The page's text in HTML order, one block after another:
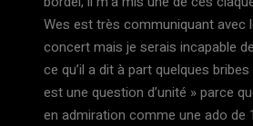
Wes est très communiquant avec
concert mais je serais incapable
ce qu’il a dit à part quelques
est une question d’unité » parce
en admiration comme une ado de